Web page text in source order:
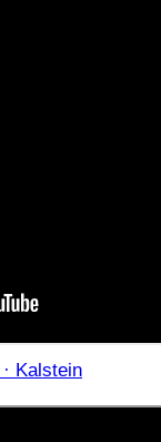
Kalstein